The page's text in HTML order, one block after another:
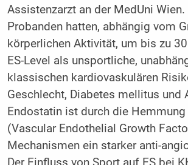
Assistenzarzt an der MedUni
Probanden hatten, abhängig vom
körperlichen Aktivität, um bis zu
ES-Level als unsportliche,
klassischen kardiovaskulären
Geschlecht, Diabetes mellitus und
Endostatin ist durch die Hemmung
(Vascular Endothelial Growth
Mechanismen ein starker anti-